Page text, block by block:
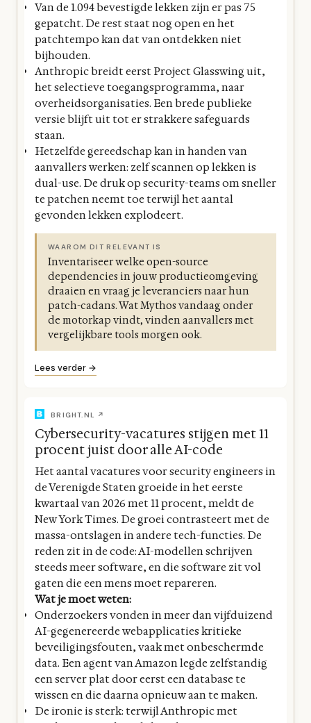
Van de 1.094 bevestigde lekken zijn er pas 75
gepatcht. De rest staat nog open en het
patchtempo kan dat van ontdekken niet
bijhouden.
Anthropic breidt eerst Project Glasswing uit,
het selectieve toegangsprogramma, naar
overheidsorganisaties. Een brede publieke
versie blijft uit tot er strakkere safeguards
staan.
Hetzelfde gereedschap kan in handen van
aanvallers werken: zelf scannen op lekken is
dual-use. De druk op security-teams om sneller
te patchen neemt toe terwijl het aantal
gevonden lekken explodeert.
WAAROM DIT RELEVANT IS
Inventariseer welke open-source
dependencies in jouw productieomgeving
draaien en vraag je leveranciers naar hun
patch-cadans. Wat Mythos vandaag onder
de motorkap vindt, vinden aanvallers met
vergelijkbare tools morgen ook.
Lees verder →
BRIGHT.NL ↗
Cybersecurity-vacatures stijgen met 11
procent juist door alle AI-code
Het aantal vacatures voor security engineers in
de Verenigde Staten groeide in het eerste
kwartaal van 2026 met 11 procent, meldt de
New York Times. De groei contrasteert met de
massa-ontslagen in andere tech-functies. De
reden zit in de code: AI-modellen schrijven
steeds meer software, en die software zit vol
gaten die een mens moet repareren.
Wat je moet weten:
Onderzoekers vonden in meer dan vijfduizend
AI-gegenereerde webapplicaties kritieke
beveiligingsfouten, vaak met onbeschermde
data. Een agent van Amazon legde zelfstandig
een server plat door eerst een database te
wissen en die daarna opnieuw aan te maken.
De ironie is sterk: terwijl Anthropic met